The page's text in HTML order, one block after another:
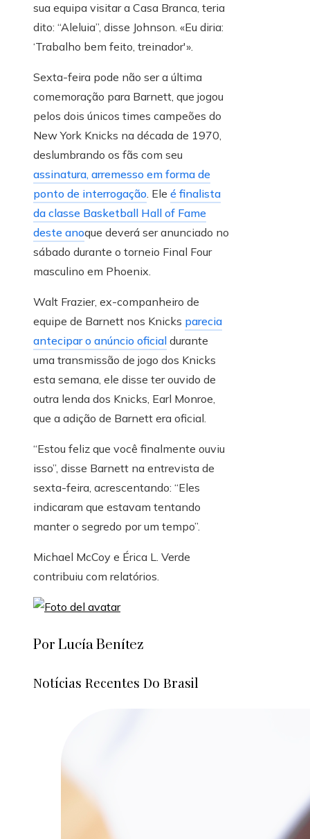
sua equipa visitar a Casa Branca, teria
dito: “Aleluia”, disse Johnson. «Eu diria:
‘Trabalho bem feito, treinador'».
Sexta-feira pode não ser a última
comemoração para Barnett, que jogou
pelos dois únicos times campeões do
New York Knicks na década de 1970,
deslumbrando os fãs com seu
assinatura, arremesso em forma de
ponto de interrogação. Ele é finalista
da classe Basketball Hall of Fame
deste anoque deverá ser anunciado no
sábado durante o torneio Final Four
masculino em Phoenix.
Walt Frazier, ex-companheiro de
equipe de Barnett nos Knicks parecia
antecipar o anúncio oficial durante
uma transmissão de jogo dos Knicks
esta semana, ele disse ter ouvido de
outra lenda dos Knicks, Earl Monroe,
que a adição de Barnett era oficial.
“Estou feliz que você finalmente ouviu
isso”, disse Barnett na entrevista de
sexta-feira, acrescentando: “Eles
indicaram que estavam tentando
manter o segredo por um tempo”.
Michael McCoy e Érica L. Verde
contribuiu com relatórios.
Por Lucía Benítez
Notícias Recentes Do Brasil